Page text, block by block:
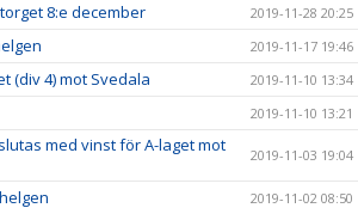
8:e december 2019-11-28 20:25
2019-11-17 19:46
(div 4) mot Svedala 2019-11-10 13:34
2019-11-10 13:21
med vinst för A-laget mot
2019-11-03 19:04
2019-11-02 08:50